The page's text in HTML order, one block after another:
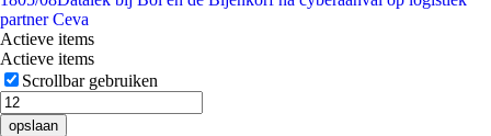
partner Ceva
Actieve items
Actieve items
Scrollbar gebruiken
opslaan